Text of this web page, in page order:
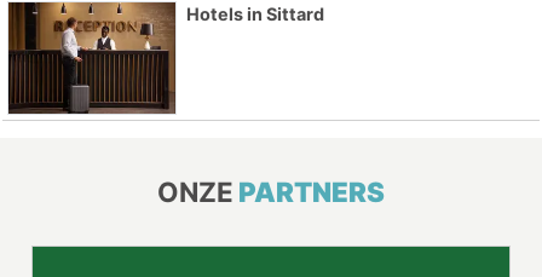
Hotels in Sittard
ONZE PARTNERS